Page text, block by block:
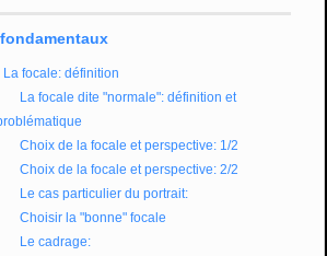
La focale: définition
La focale dite "normale": définition et
Choix de la focale et perspective: 1/2
Choix de la focale et perspective: 2/2
Le cas particulier du portrait:
Choisir la "bonne" focale
Le cadrage: